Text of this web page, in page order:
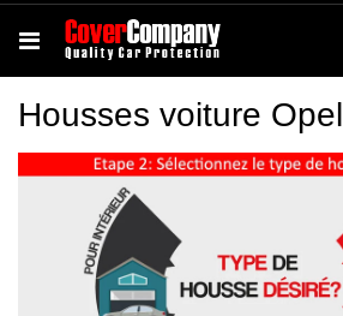
Housses voiture Opel